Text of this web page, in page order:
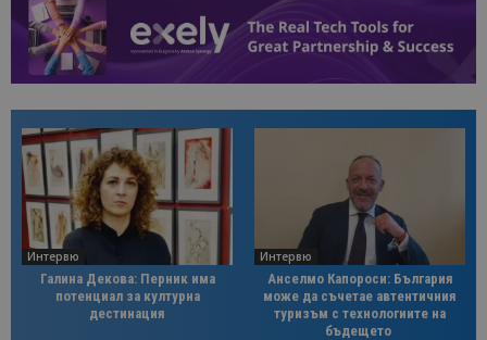
Интервю
Галина Декова: Перник има
потенциал за културна
дестинация
Интервю
Анселмо Капороси: България
може да съчетае автентичния
туризъм с технологиите на
бъдещето